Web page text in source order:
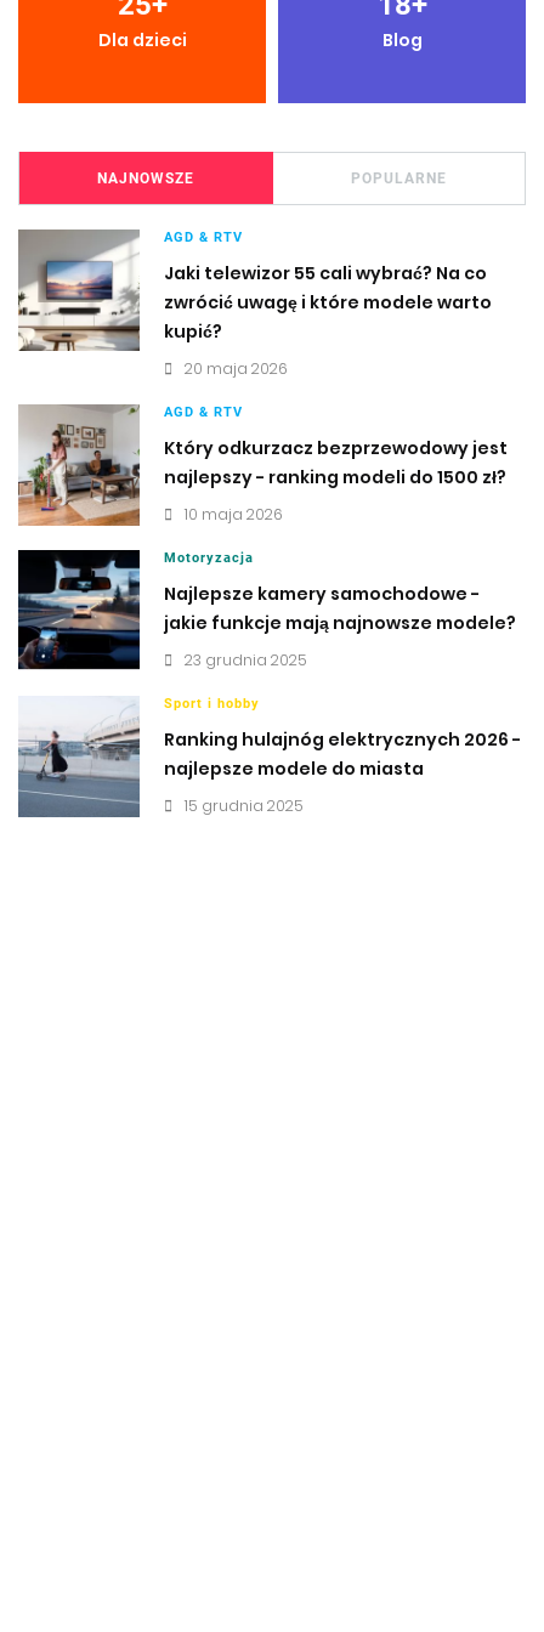
Dla dzieci Blog
NAJNOWSZE POPULARNE
AGD & RTV
Jaki telewizor 55 cali wybrać? Na co
zwrócić uwagę i które modele warto
kupić?
20 maja 2026
AGD & RTV
Który odkurzacz bezprzewodowy jest
najlepszy - ranking modeli do 1500 zł?
10 maja 2026
Motoryzacja
Najlepsze kamery samochodowe -
jakie funkcje mają najnowsze modele?
23 grudnia 2025
Sport i hobby
Ranking hulajnóg elektrycznych 2026 -
najlepsze modele do miasta
15 grudnia 2025